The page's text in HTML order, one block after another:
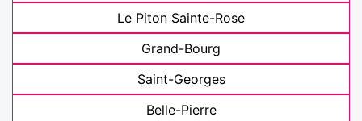
Le Piton Sainte-Rose
Grand-Bourg
Saint-Georges
Belle-Pierre